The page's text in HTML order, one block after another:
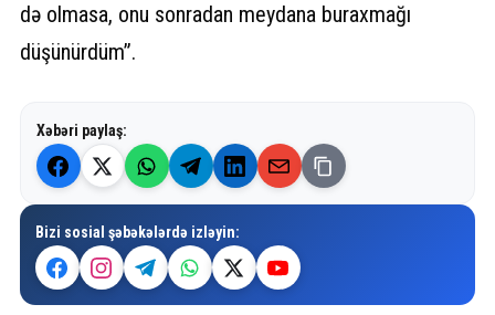
də olmasa, onu sonradan meydana buraxmağı
düşünürdüm”.
Xəbəri paylaş:
Bizi sosial şəbəkələrdə izləyin: